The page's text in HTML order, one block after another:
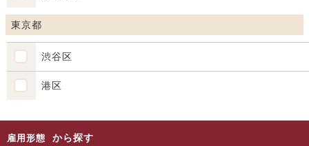
東京都
渋谷区
港区
雇用形態 から探す